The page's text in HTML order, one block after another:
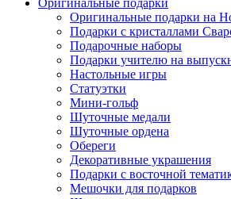
Оригинальные подарки
Оригинальные подарки на
Подарки с кристаллами
Подарочные наборы
Подарки учителю на
Настольные игры
Статуэтки
Мини-гольф
Шуточные медали
Шуточные ордена
Обереги
Декоративные украшения
Подарки с восточной
Мешочки для подарков